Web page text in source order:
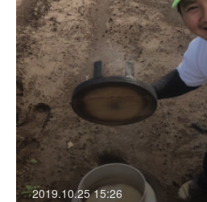
2019.10.25 15:26